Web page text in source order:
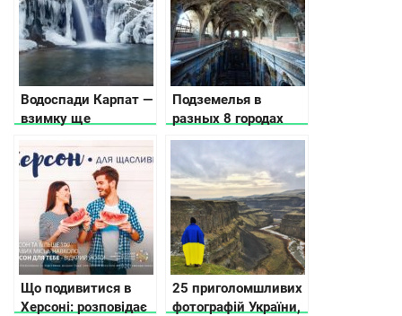
Водоспади Карпат —
взимку ще
Подземелья в
разных 8 городах
Украины: где искать
новые впечатления
Що подивитися в
Херсоні: розповідає
25 приголомшливих
фотографій України,